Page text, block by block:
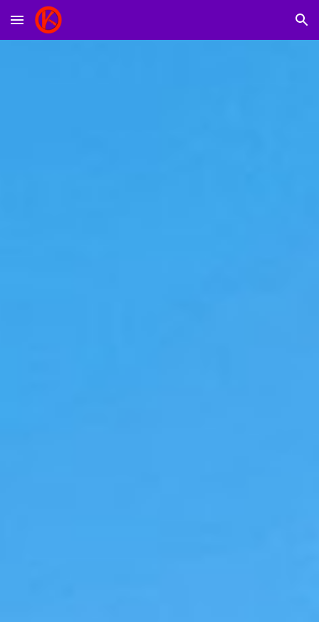
Skip to main content Skip to navigation